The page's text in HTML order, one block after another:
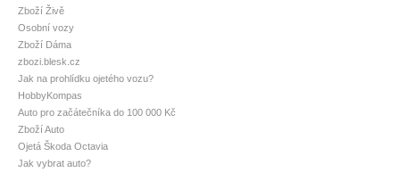
Zboží Živě
Osobní vozy
Zboží Dáma
zbozi.blesk.cz
Jak na prohlídku ojetého vozu?
HobbyKompas
Auto pro začátečníka do 100 000 Kč
Zboží Auto
Ojetá Škoda Octavia
Jak vybrat auto?